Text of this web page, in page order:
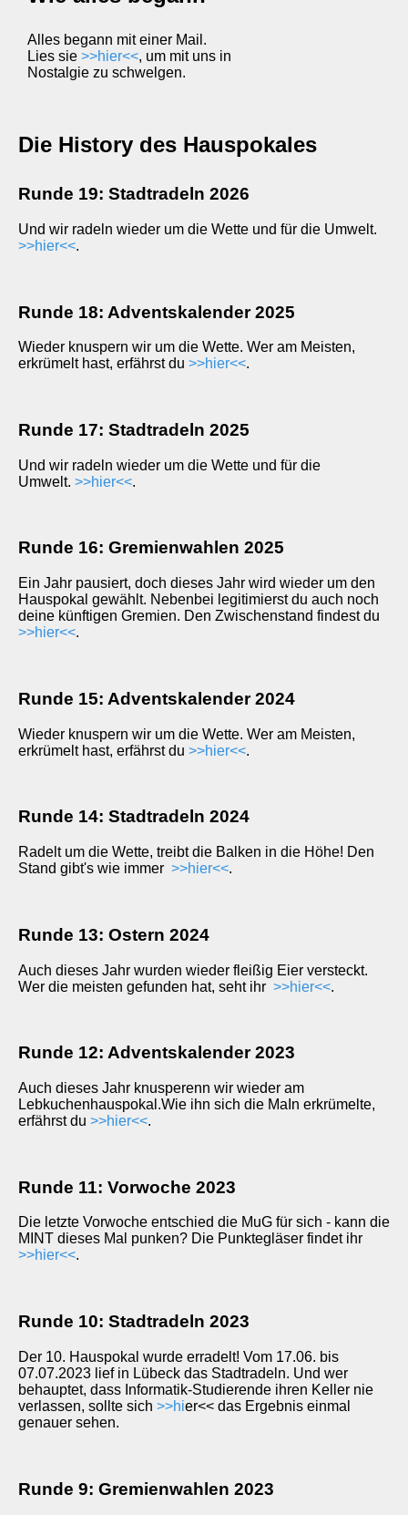
Alles begann mit einer Mail.
Lies sie >>hier<<, um mit uns in
Nostalgie zu schwelgen.
Die History des Hauspokales
Runde 19: Stadtradeln 2026
Und wir radeln wieder um die Wette und für die Umwelt.
>>hier<<.
Runde 18: Adventskalender 2025
Wieder knuspern wir um die Wette. Wer am Meisten,
erkrümelt hast, erfährst du >>hier<<.
Runde 17: Stadtradeln 2025
Und wir radeln wieder um die Wette und für die
Umwelt. >>hier<<.
Runde 16: Gremienwahlen 2025
Ein Jahr pausiert, doch dieses Jahr wird wieder um den
Hauspokal gewählt. Nebenbei legitimierst du auch noch
deine künftigen Gremien. Den Zwischenstand findest du
>>hier<<.
Runde 15: Adventskalender 2024
Wieder knuspern wir um die Wette. Wer am Meisten,
erkrümelt hast, erfährst du >>hier<<.
Runde 14: Stadtradeln 2024
Radelt um die Wette, treibt die Balken in die Höhe! Den
Stand gibt's wie immer >>hier<<.
Runde 13: Ostern 2024
Auch dieses Jahr wurden wieder fleißig Eier versteckt.
Wer die meisten gefunden hat, seht ihr >>hier<<.
Runde 12: Adventskalender 2023
Auch dieses Jahr knusperenn wir wieder am
Lebkuchenhauspokal.Wie ihn sich die MaIn erkrümelte,
erfährst du >>hier<<.
Runde 11: Vorwoche 2023
Die letzte Vorwoche entschied die MuG für sich - kann die
MINT dieses Mal punken? Die Punktegläser findet ihr
>>hier<<.
Runde 10: Stadtradeln 2023
Der 10. Hauspokal wurde erradelt! Vom 17.06. bis
07.07.2023 lief in Lübeck das Stadtradeln. Und wer
behauptet, dass Informatik-Studierende ihren Keller nie
verlassen, sollte sich >>hier<< das Ergebnis einmal
genauer sehen.
Runde 9: Gremienwahlen 2023